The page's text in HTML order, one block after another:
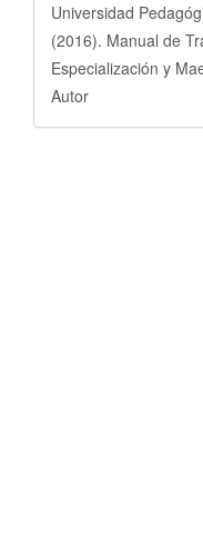
Universidad
(2016). Manual de
Especialización y
Autor